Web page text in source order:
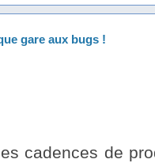
gare aux bugs !
cadences de